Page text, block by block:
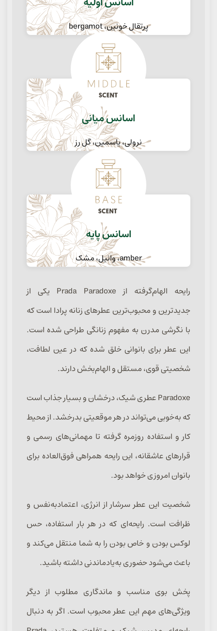
پرتقال خونین، bergamot
اسانس میانی
نرولی، یاسمین، گل رز
اسانس پایه
amber، وانیل، مشک
رایحه الهام‌گرفته از Prada Paradoxe یکی از
جدیدترین و محبوب‌ترین عطرهای زنانه پرادا است که
با نگرشی مدرن به مفهوم زنانگی طراحی شده است.
این عطر برای بانوانی خلق شده که در عین لطافت،
شخصیتی قوی، مستقل و الهام‌بخش دارند.
Paradoxe عطری شیک، درخشان و بسیار جذاب است
که به‌خوبی می‌تواند در هر موقعیتی بدرخشد. از محیط
کار و استفاده روزمره گرفته تا مهمانی‌های رسمی و
قرارهای عاشقانه، این رایحه همراهی فوق‌العاده برای
بانوان امروزی خواهد بود.
شخصیت این عطر سرشار از انرژی، اعتمادبه‌نفس و
ظرافت است. رایحه‌ای که در هر بار استفاده، حس
لوکس بودن و خاص بودن را به شما منتقل می‌کند و
باعث می‌شود حضوری به‌یادماندنی داشته باشید.
پخش بوی مناسب و ماندگاری مطلوب از دیگر
ویژگی‌های مهم این عطر محبوب است. اگر به دنبال